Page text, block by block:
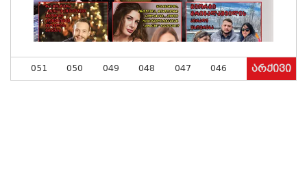
051 050 049 048 047 046 არქივი